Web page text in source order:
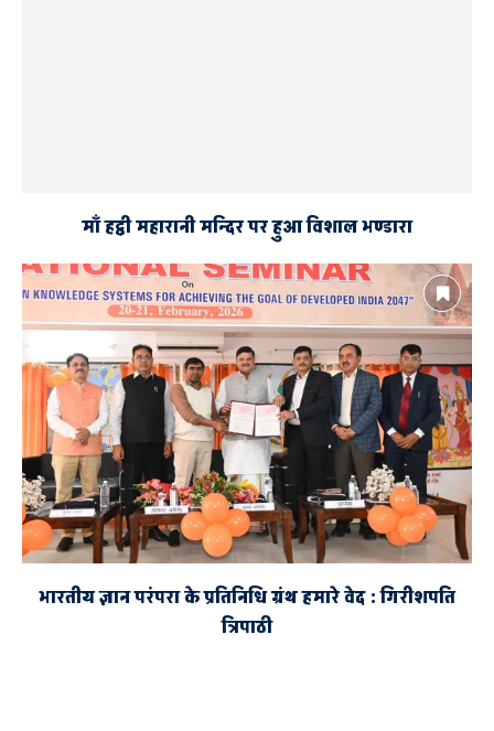
माँ हट्ठी महारानी मन्दिर पर हुआ विशाल भण्डारा
भारतीय ज्ञान परंपरा के प्रतिनिधि ग्रंथ हमारे वेद : गिरीशपति
त्रिपाठी